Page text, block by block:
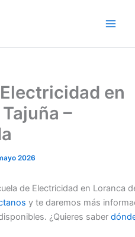
en
–
2026
de Electricidad en Loranca
y te daremos más
¿Quieres saber